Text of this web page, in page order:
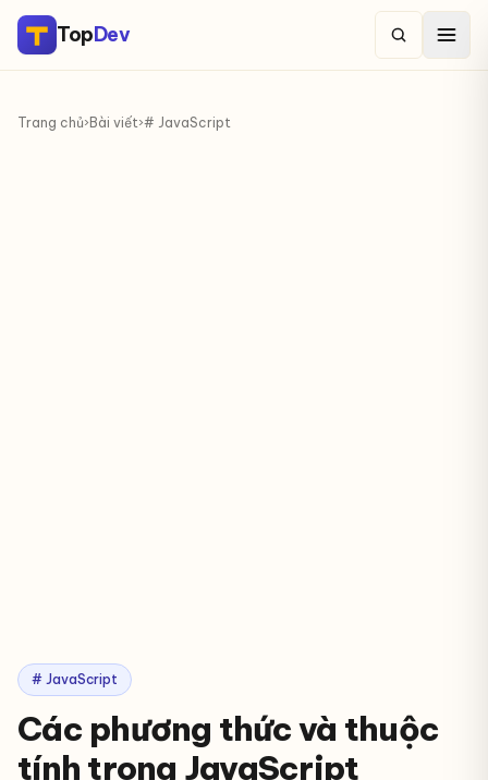
TopDev
Trang chủ› Bài viết›# JavaScript
# JavaScript
Các phương thức và thuộc
tính trong JavaScript